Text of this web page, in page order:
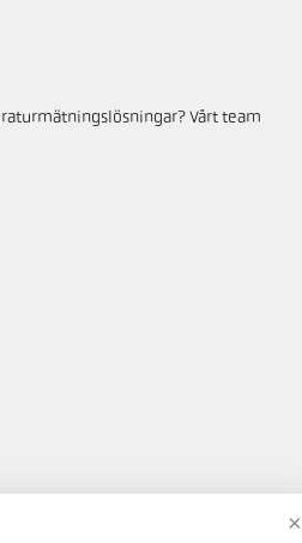
Vårt team
×